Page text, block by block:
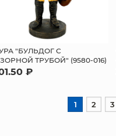
"БУЛЬДОГ С
ТРУБОЙ" (9580-016)
₽
1 2 3